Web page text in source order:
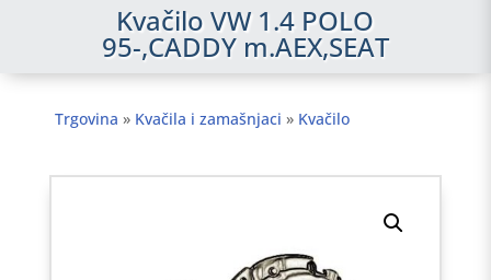
Kvačilo VW 1.4 POLO
95-,CADDY m.AEX,SEAT
Trgovina » Kvačila i zamašnjaci » Kvačilo